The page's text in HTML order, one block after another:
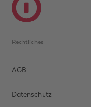
Rechtliches
AGB
Datenschutz